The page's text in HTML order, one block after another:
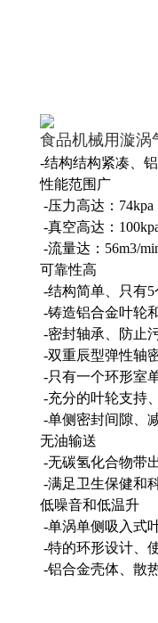
食品机械用漩涡
-结构结构紧凑、
性能范围广
-压力高达：74kpa
-真空高达：
-流量达：56m3/
可靠性高
-结构简单、只有
-铸造铝合金叶轮
-密封轴承、防止
-双重辰型弹性轴
-只有一个环形室
-充分的叶轮支持
-单侧密封间隙、
无油输送
-无碳氢化合物带
-满足卫生保健和
低噪音和低温升
-单涡单侧吸入式
-特的环形设计、
-铝合金壳体、散